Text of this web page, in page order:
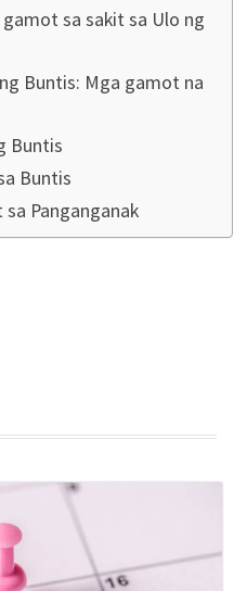
sa sakit sa Ulo ng
Buntis: Mga gamot na
Buntis
Buntis
Panganganak